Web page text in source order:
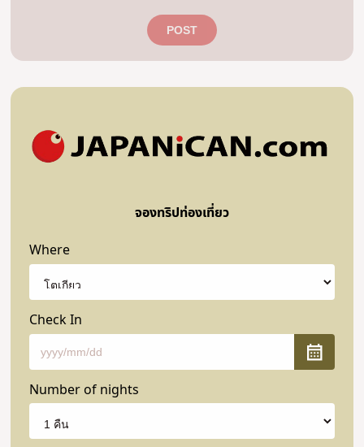
POST
จองทริปท่องเที่ยว
Where
Check In
Number of nights